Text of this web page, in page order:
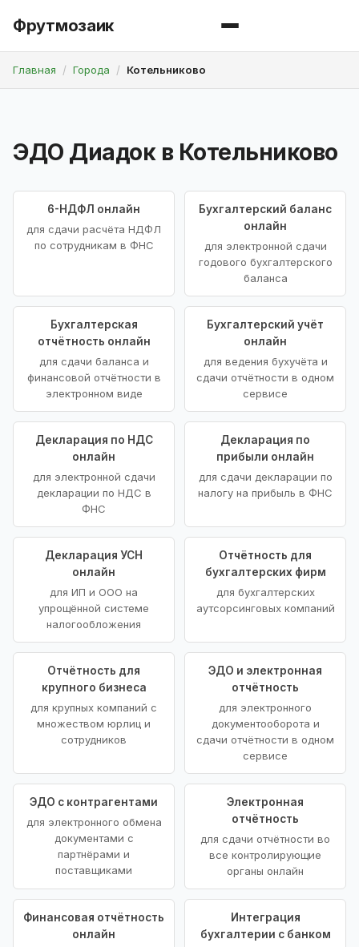
Фрутмозаик
Главная Города Котельниково
ЭДО Диадок в Котельниково
6-НДФЛ онлайн
для сдачи расчёта НДФЛ
по сотрудникам в ФНС
Бухгалтерский баланс
онлайн
для электронной сдачи
годового бухгалтерского
баланса
Бухгалтерская
отчётность онлайн
для сдачи баланса и
финансовой отчётности в
электронном виде
Бухгалтерский учёт
онлайн
для ведения бухучёта и
сдачи отчётности в одном
сервисе
Декларация по НДС
онлайн
для электронной сдачи
декларации по НДС в
ФНС
Декларация по
прибыли онлайн
для сдачи декларации по
налогу на прибыль в ФНС
Декларация УСН
онлайн
для ИП и ООО на
упрощённой системе
налогообложения
Отчётность для
бухгалтерских фирм
для бухгалтерских
аутсорсинговых компаний
Отчётность для
крупного бизнеса
для крупных компаний с
множеством юрлиц и
сотрудников
ЭДО и электронная
отчётность
для электронного
документооборота и
сдачи отчётности в одном
сервисе
ЭДО с контрагентами
для электронного обмена
документами с
партнёрами и
поставщиками
Электронная
отчётность
для сдачи отчётности во
все контролирующие
органы онлайн
Финансовая отчётность
онлайн
Интеграция
бухгалтерии с банком